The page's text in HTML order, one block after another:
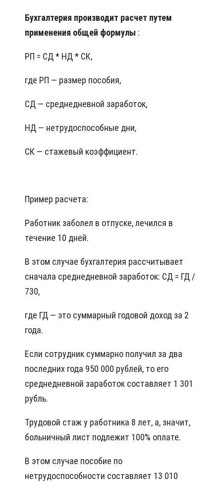
Бухгалтерия производит расчет путем
применения общей формулы :
РП = СД * НД * СК,
где РП — размер пособия,
СД — среднедневной заработок,
НД — нетрудоспособные дни,
СК — стажевый коэффициент.
Пример расчета:
Работник заболел в отпуске, лечился в
течение 10 дней.
В этом случае бухгалтерия рассчитывает
сначала среднедневной заработок: СД = ГД /
730,
где ГД — это суммарный годовой доход за 2
года.
Если сотрудник суммарно получил за два
последних года 950 000 рублей, то его
среднедневной заработок составляет 1 301
рубль.
Трудовой стаж у работника 8 лет, а, значит,
больничный лист подлежит 100% оплате.
В этом случае пособие по
нетрудоспособности составляет 13 010